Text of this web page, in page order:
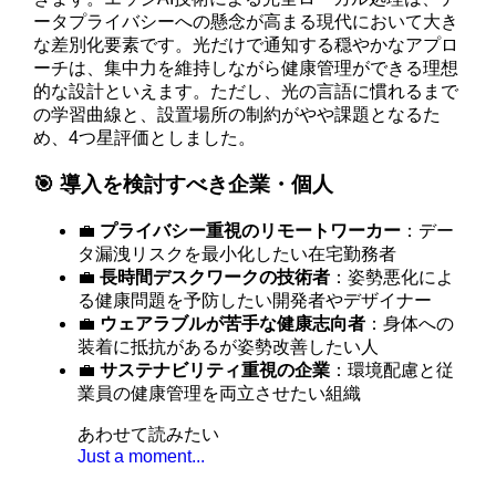
ータプライバシーへの懸念が高まる現代において大き
な差別化要素です。光だけで通知する穏やかなアプロ
ーチは、集中力を維持しながら健康管理ができる理想
的な設計といえます。ただし、光の言語に慣れるまで
の学習曲線と、設置場所の制約がやや課題となるた
め、4つ星評価としました。
🎯 導入を検討すべき企業・個人
💼 プライバシー重視のリモートワーカー ：デー
タ漏洩リスクを最小化したい在宅勤務者
💼長時間デスクワークの技術者 ：姿勢悪化によ
る健康問題を予防したい開発者やデザイナー
💼 ウェアラブルが苦手な健康志向者 ：身体への
装着に抵抗があるが姿勢改善したい人
💼サステナビリティ重視の企業 ：環境配慮と従
業員の健康管理を両立させたい組織
あわせて読みたい
Just a moment...